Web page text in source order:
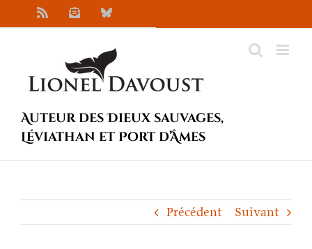
au
NewsletterBluesky
Auteur des Dieux sauvages,
Léviathan et Port d’Âmes
Précédent Suivant